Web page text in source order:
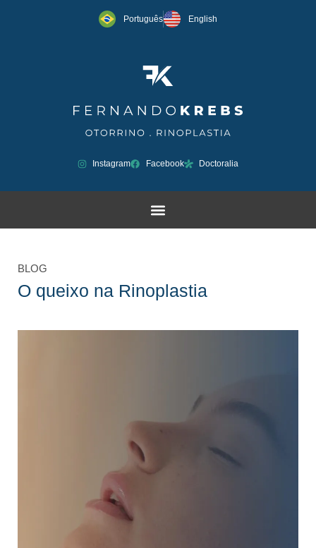
Português English
Instagram Facebook Doctoralia
BLOG
O queixo na Rinoplastia